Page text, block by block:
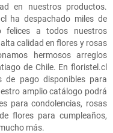
en nuestros productos.
ha despachado miles de
felices a todos nuestros
calidad en flores y rosas
hermosos arreglos
de Chile. En floristel.cl
pago disponibles para
amplio catálogo podrá
para condolencias, rosas
flores para cumpleaños,
más.